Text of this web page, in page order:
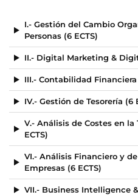
I.- Gestión del Cambio
Personas (6 ECTS)
II.- Digital Marketing &
III.- Contabilidad
IV.- Gestión de Tesorería (6
V.- Análisis de Costes en
ECTS)
VI.- Análisis Financiero y
Empresas (6 ECTS)
VII.- Business Intelligence